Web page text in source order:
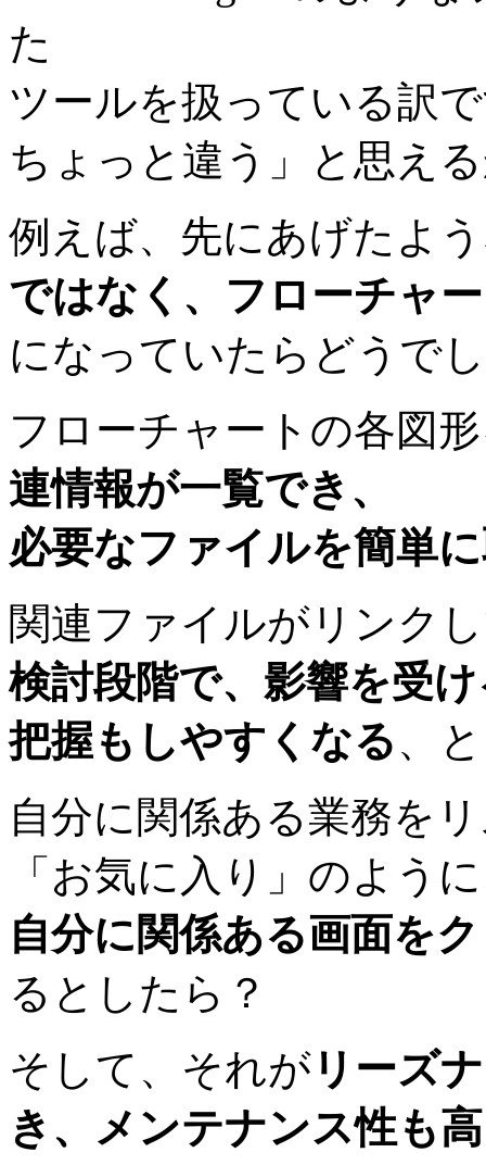
た
ツールを扱っている訳
ちょっと違う」と思え
例えば、先にあげたよ
ではなく、フローチャ
になっていたらどうで
フローチャートの各図
連情報が一覧でき、
必要なファイルを簡単
関連ファイルがリンク
検討段階で、影響を受
把握もしやすくなる、
自分に関係ある業務を
「お気に入り」のよう
自分に関係ある画面を
るとしたら？
そして、それが リーズ
き、メンテナンス性も